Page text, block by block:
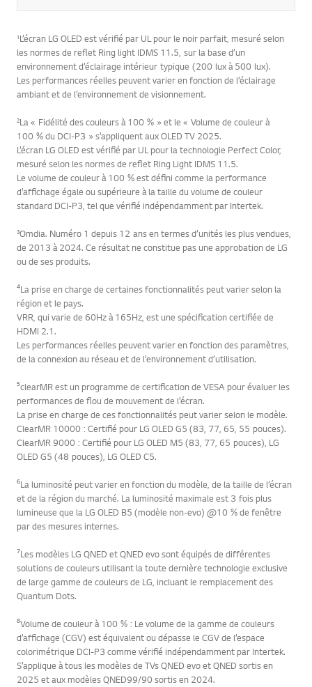
¹L’écran LG OLED est vérifié par UL pour le noir parfait, mesuré selon
les normes de reflet Ring light IDMS 11.5, sur la base d’un
environnement d’éclairage intérieur typique (200 lux à 500 lux).
Les performances réelles peuvent varier en fonction de l’éclairage
ambiant et de l’environnement de visionnement.
²La « Fidélité des couleurs à 100 % » et le « Volume de couleur à
100 % du DCI-P3 » s’appliquent aux OLED TV 2025.
L’écran LG OLED est vérifié par UL pour la technologie Perfect Color,
mesuré selon les normes de reflet Ring Light IDMS 11.5.
Le volume de couleur à 100 % est défini comme la performance
d’affichage égale ou supérieure à la taille du volume de couleur
standard DCI-P3, tel que vérifié indépendamment par Intertek.
³Omdia. Numéro 1 depuis 12 ans en termes d’unités les plus vendues,
de 2013 à 2024. Ce résultat ne constitue pas une approbation de LG
ou de ses produits.
⁴La prise en charge de certaines fonctionnalités peut varier selon la
région et le pays.
VRR, qui varie de 60Hz à 165Hz, est une spécification certifiée de
HDMI 2.1.
Les performances réelles peuvent varier en fonction des paramètres,
de la connexion au réseau et de l’environnement d’utilisation.
⁵clearMR est un programme de certification de VESA pour évaluer les
performances de flou de mouvement de l’écran.
La prise en charge de ces fonctionnalités peut varier selon le modèle.
ClearMR 10000 : Certifié pour LG OLED G5 (83, 77, 65, 55 pouces).
ClearMR 9000 : Certifié pour LG OLED M5 (83, 77, 65 pouces), LG
OLED G5 (48 pouces), LG OLED C5.
⁶La luminosité peut varier en fonction du modèle, de la taille de l’écran
et de la région du marché. La luminosité maximale est 3 fois plus
lumineuse que la LG OLED B5 (modèle non-evo) @10 % de fenêtre
par des mesures internes.
⁷Les modèles LG QNED et QNED evo sont équipés de différentes
solutions de couleurs utilisant la toute dernière technologie exclusive
de large gamme de couleurs de LG, incluant le remplacement des
Quantum Dots.
⁸Volume de couleur à 100 % : Le volume de la gamme de couleurs
d’affichage (CGV) est équivalent ou dépasse le CGV de l’espace
colorimétrique DCI-P3 comme vérifié indépendamment par Intertek.
S’applique à tous les modèles de TVs QNED evo et QNED sortis en
2025 et aux modèles QNED99/90 sortis en 2024.